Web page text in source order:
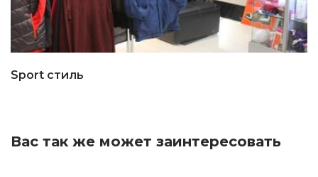
Sport стиль
Вас так же может заинтересовать